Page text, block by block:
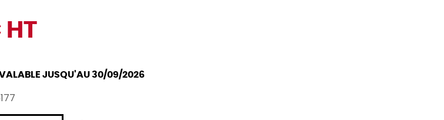
VALABLE JUSQU'AU 30/09/2026